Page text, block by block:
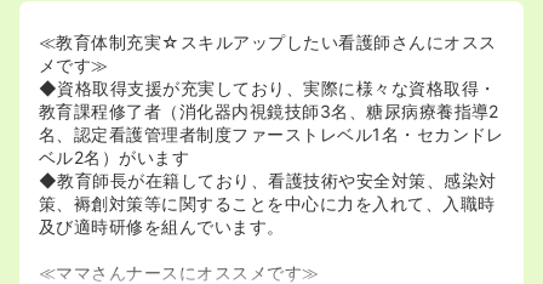
≪教育体制充実☆スキルアップしたい看護師さんにオスス
メです≫
◆資格取得支援が充実しており、実際に様々な資格取得・
教育課程修了者（消化器内視鏡技師3名、糖尿病療養指導2
名、認定看護管理者制度ファーストレベル1名・セカンドレ
ベル2名）がいます
◆教育師長が在籍しており、看護技術や安全対策、感染対
策、褥創対策等に関することを中心に力を入れて、入職時
及び適時研修を組んでいます。
≪ママさんナースにオススメです≫